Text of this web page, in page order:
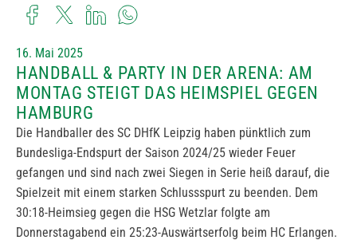
16. Mai 2025
HANDBALL & PARTY IN DER ARENA: AM
MONTAG STEIGT DAS HEIMSPIEL GEGEN
HAMBURG
Die Handballer des SC DHfK Leipzig haben pünktlich zum
Bundesliga-Endspurt der Saison 2024/25 wieder Feuer
gefangen und sind nach zwei Siegen in Serie heiß darauf, die
Spielzeit mit einem starken Schlussspurt zu beenden. Dem
30:18-Heimsieg gegen die HSG Wetzlar folgte am
Donnerstagabend ein 25:23-Auswärtserfolg beim HC Erlangen.